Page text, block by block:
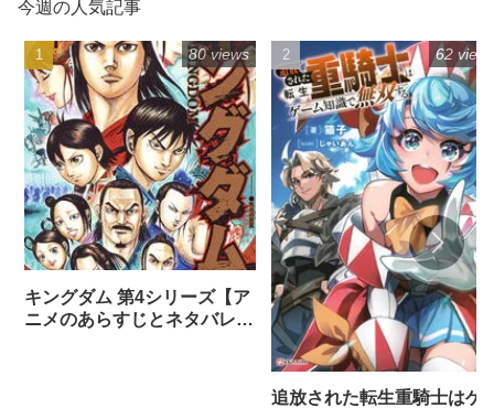
今週の人気記事
キングダム 第4シリーズ【ア
ニメのあらすじとネタバレ感
80 views
追放された転生重騎士はゲ
62